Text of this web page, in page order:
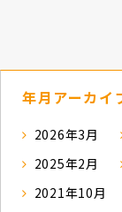
年月アーカイ
2026年3月
2025年2月
2021年10月